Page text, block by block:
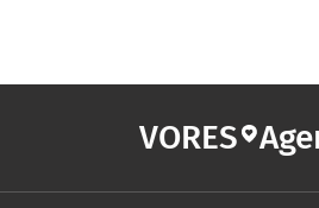
VORES